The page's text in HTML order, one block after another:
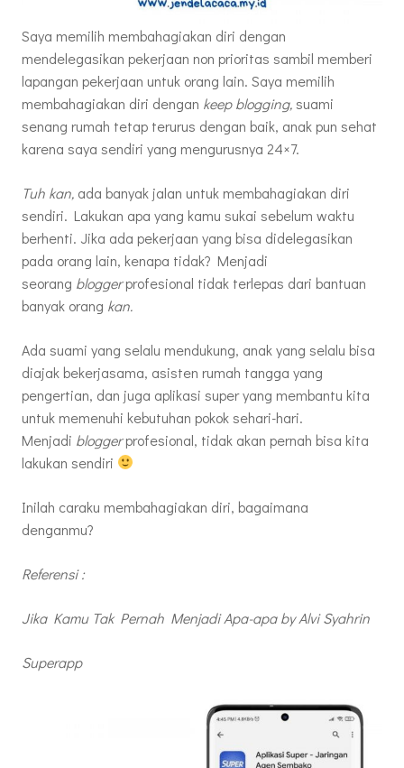
Saya memilih membahagiakan diri dengan
mendelegasikan pekerjaan non prioritas sambil memberi
lapangan pekerjaan untuk orang lain. Saya memilih
membahagiakan diri dengan keep blogging,suami
senang rumah tetap terurus dengan baik, anak pun sehat
karena saya sendiri yang mengurusnya 24×7.
Tuh kan, ada banyak jalan untuk membahagiakan diri
sendiri. Lakukan apa yang kamu sukai sebelum waktu
berhenti. Jika ada pekerjaan yang bisa didelegasikan
pada orang lain, kenapa tidak? Menjadi
seorang bloggerprofesional tidak terlepas dari bantuan
banyak orang kan.
Ada suami yang selalu mendukung, anak yang selalu bisa
diajak bekerjasama, asisten rumah tangga yang
pengertian, dan juga aplikasi super yang membantu kita
untuk memenuhi kebutuhan pokok sehari-hari.
Menjadi bloggerprofesional, tidak akan pernah bisa kita
lakukan sendiri
Inilah caraku membahagiakan diri, bagaimana
denganmu?
Referensi :
Jika Kamu Tak Pernah Menjadi Apa-apa by Alvi Syahrin
Superapp